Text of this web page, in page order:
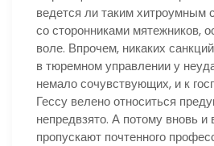
ведется ли таким хитроумным
со сторонниками мятежников,
воле. Впрочем, никаких
в тюремном управлении у
немало сочувствующих, и к
Гессу велено относиться
непредвзято. А потому вновь и
пропускают почтенного